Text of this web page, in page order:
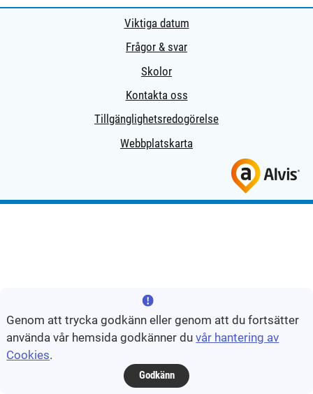
Viktiga datum
Frågor & svar
Skolor
Kontakta oss
Tillgänglighetsredogörelse
Webbplatskarta
Genom att trycka godkänn eller genom att du fortsätter
använda vår hemsida godkänner duvår hantering av
Cookies.
Godkänn